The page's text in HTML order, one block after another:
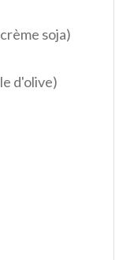
soja)
d'olive)